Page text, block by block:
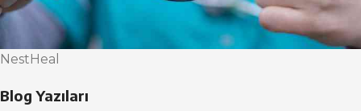
NestHeal
Blog Yazıları